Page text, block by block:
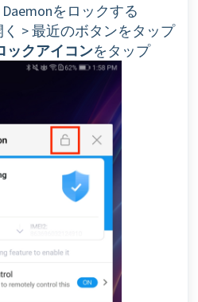
をロックする
く > 最近のボタンをタップ
ックアイコンをタップ